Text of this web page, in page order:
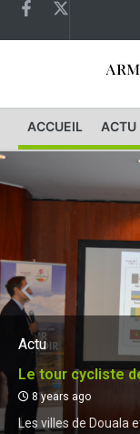
ACCUEIL ACTU
Actu
Le tour cycliste
8 years ago
Les villes de Douala